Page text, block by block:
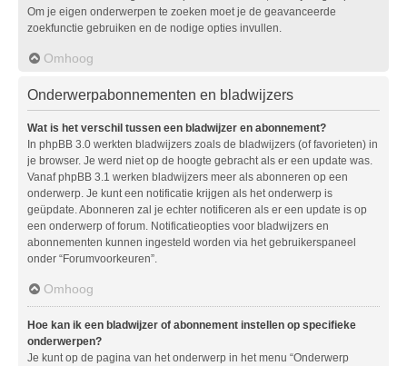
Om je eigen onderwerpen te zoeken moet je de geavanceerde
zoekfunctie gebruiken en de nodige opties invullen.
Omhoog
Onderwerpabonnementen en bladwijzers
Wat is het verschil tussen een bladwijzer en abonnement?
In phpBB 3.0 werkten bladwijzers zoals de bladwijzers (of favorieten) in
je browser. Je werd niet op de hoogte gebracht als er een update was.
Vanaf phpBB 3.1 werken bladwijzers meer als abonneren op een
onderwerp. Je kunt een notificatie krijgen als het onderwerp is
geüpdate. Abonneren zal je echter notificeren als er een update is op
een onderwerp of forum. Notificatieopties voor bladwijzers en
abonnementen kunnen ingesteld worden via het gebruikerspaneel
onder “Forumvoorkeuren”.
Omhoog
Hoe kan ik een bladwijzer of abonnement instellen op specifieke
onderwerpen?
Je kunt op de pagina van het onderwerp in het menu “Onderwerp